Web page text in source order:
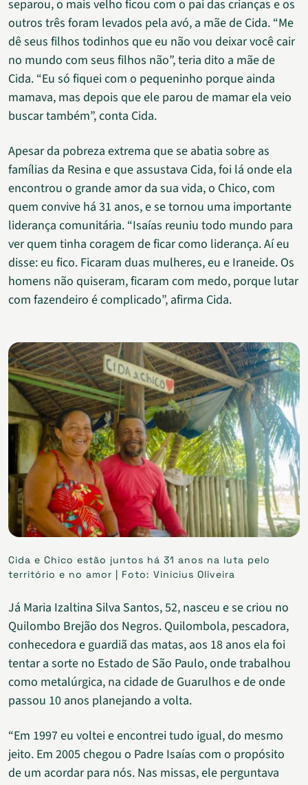
separou, o mais velho ficou com o pai das crianças e os
outros três foram levados pela avó, a mãe de Cida. “Me
dê seus filhos todinhos que eu não vou deixar você cair
no mundo com seus filhos não”, teria dito a mãe de
Cida. “Eu só fiquei com o pequeninho porque ainda
mamava, mas depois que ele parou de mamar ela veio
buscar também”, conta Cida.
Apesar da pobreza extrema que se abatia sobre as
famílias da Resina e que assustava Cida, foi lá onde ela
encontrou o grande amor da sua vida, o Chico, com
quem convive há 31 anos, e se tornou uma importante
liderança comunitária. “Isaías reuniu todo mundo para
ver quem tinha coragem de ficar como liderança. Aí eu
disse: eu fico. Ficaram duas mulheres, eu e Iraneide. Os
homens não quiseram, ficaram com medo, porque lutar
com fazendeiro é complicado”, afirma Cida.
Cida e Chico estão juntos há 31 anos na luta pelo
território e no amor | Foto: Vinicius Oliveira
Já Maria Izaltina Silva Santos, 52, nasceu e se criou no
Quilombo Brejão dos Negros. Quilombola, pescadora,
conhecedora e guardiã das matas, aos 18 anos ela foi
tentar a sorte no Estado de São Paulo, onde trabalhou
como metalúrgica, na cidade de Guarulhos e de onde
passou 10 anos planejando a volta.
“Em 1997 eu voltei e encontrei tudo igual, do mesmo
jeito. Em 2005 chegou o Padre Isaías com o propósito
de um acordar para nós. Nas missas, ele perguntava